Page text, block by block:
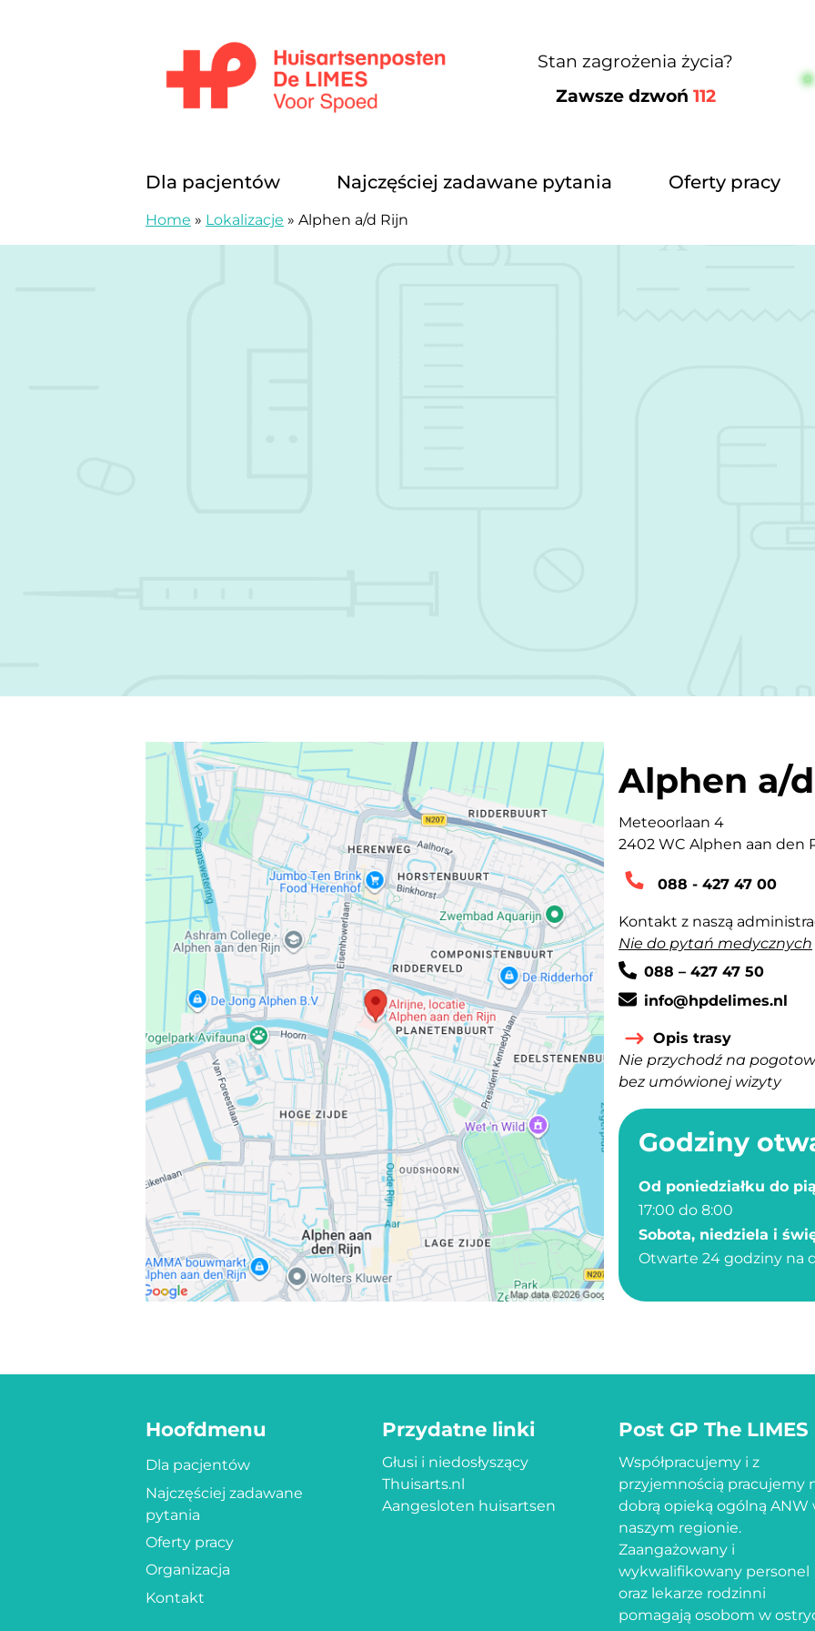
Stan zagrożenia życia?
Zawsze dzwoń 112
Dla pacjentów Najczęściej zadawane pytania Oferty pracy
Home » Lokalizacje » Alphen a/d Rijn
Alphen a/
Adres Alphen a/d Rijn
Meteoorlaan 4
Kod pocztowy Alphen a/d
2402 WC Alphen aan den
Numer telefonu Alphen a/
088 - 427 47 00
Kontakt z naszą
Nie do pytań medycznych
Numer administracyjny
088 – 427 47 50
Adres e-mail
info@hpdelimes.nl
Opis trasy
Nie przychodź na
bez umówionej wizyty
Godziny
Od poniedziałku do
17:00 do 8:00
Sobota, niedziela i
Otwarte 24 godziny na
Hoofdmenu
Dla pacjentów
Najczęściej zadawane
pytania
Oferty pracy
Organizacja
Kontakt
Przydatne linki
Głusi i niedosłyszący
Thuisarts.nl
Aangesloten huisartsen
Post GP The LIMES
Współpracujemy i z
przyjemnością pracujemy
dobrą opieką ogólną ANW
naszym regionie.
Zaangażowany i
wykwalifikowany personel
oraz lekarze rodzinni
pomagają osobom w